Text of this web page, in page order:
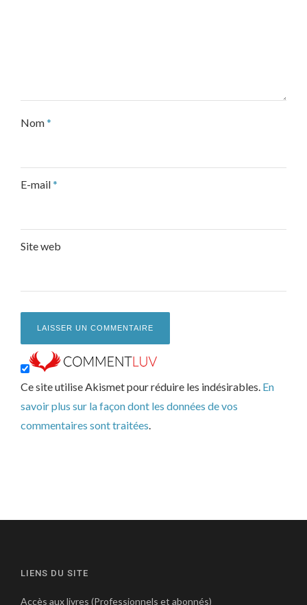
Nom*
E-mail*
Site web
Ce site utilise Akismet pour réduire les indésirables. En
savoir plus sur la façon dont les données de vos
commentaires sont traitées
LIENS DU SITE
Accès aux livres (Professionnels et abonnés)